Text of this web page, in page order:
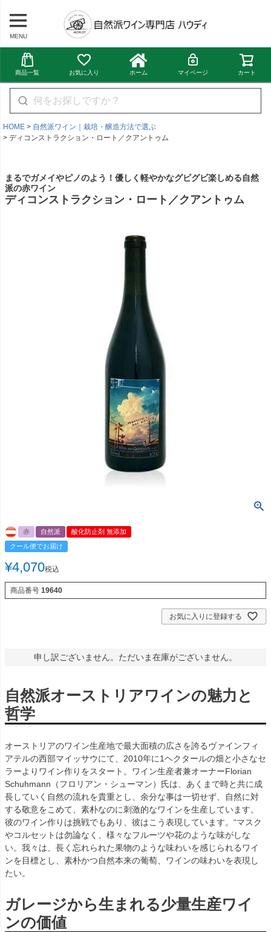
MENU
商品一覧 お気に入り ホーム マイページ カート
HOME
自然派ワイン｜栽培・醸造方法で選ぶ
ディコンストラクション・ロート／クアントゥム
まるでガメイやピノのよう！優しく軽やかなグビグビ楽しめる自然
派の赤ワイン
ディコンストラクション・ロート／クアントゥム
赤 自然派
酸化防止剤 無添加
クール便でお届け
¥4,070税込
商品番号 19640
お気に入りに登録する
申し訳ございません。ただいま在庫がございません。
自然派オーストリアワインの魅力と
哲学
オーストリアのワイン生産地で最大面積の広さを誇るヴァインフィ
アテルの西部マイッサウにて、2010年に1ヘクタールの畑と小さなセ
ラーよりワイン作りをスタート。ワイン生産者兼オーナーFlorian
Schuhmann（フロリアン・シューマン）氏は、あくまで時と共に成
長していく自然の流れを貴重とし、余分な事は一切せず、自然に対
する敬意をこめて、素朴なのに刺激的なワインを生産しています。
彼のワイン作りは挑戦でもあり、彼はこう表現しています。“マスク
やコルセットは勿論なく、様々なフルーツや花のような味がしな
い。我々は、長く忘れられた果物のような味わいを感じられるワイ
ンを目標とし、素朴かつ自然本来の葡萄、ワインの味わいを表現し
たい。
ガレージから生まれる少量生産ワイ
ンの価値